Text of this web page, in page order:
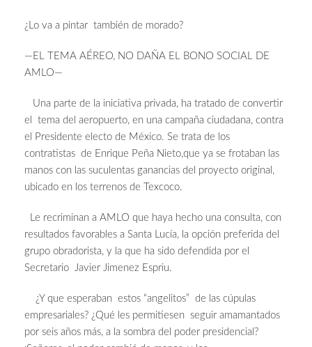
¿Lo va a pintar también de morado?
—EL TEMA AÉREO, NO DAÑA EL BONO SOCIAL DE
AMLO—
Una parte de la iniciativa privada, ha tratado de convertir
el tema del aeropuerto, en una campaña ciudadana, contra
el Presidente electo de México. Se trata de los
contratistas de Enrique Peña Nieto,que ya se frotaban las
manos con las suculentas ganancias del proyecto original,
ubicado en los terrenos de Texcoco.
Le recriminan a AMLO que haya hecho una consulta, con
resultados favorables a Santa Lucía, la opción preferida del
grupo obradorista, y la que ha sido defendida por el
Secretario Javier Jimenez Espriu.
¿Y que esperaban estos “angelitos” de las cúpulas
empresariales? ¿Qué les permitiesen seguir amamantados
por seis años más, a la sombra del poder presidencial?